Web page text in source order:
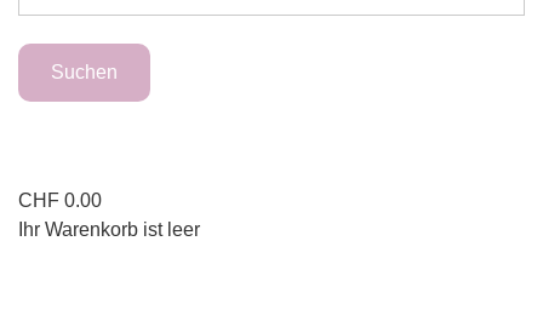
CHF 0.00
Ihr Warenkorb ist leer